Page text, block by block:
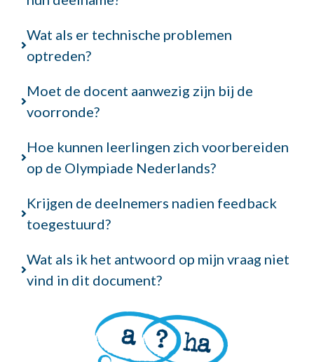
Wat als er technische problemen
optreden?
Moet de docent aanwezig zijn bij de
voorronde?
Hoe kunnen leerlingen zich voorbereiden
op de Olympiade Nederlands?
Krijgen de deelnemers nadien feedback
toegestuurd?
Wat als ik het antwoord op mijn vraag niet
vind in dit document?